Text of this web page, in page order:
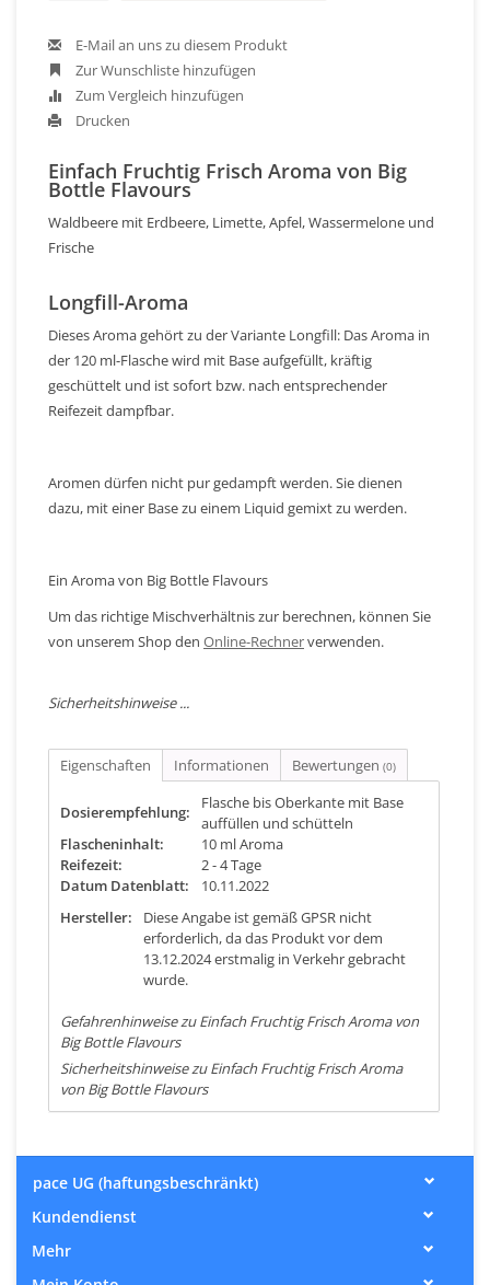
E-Mail an uns zu diesem Produkt
Zur Wunschliste hinzufügen
Zum Vergleich hinzufügen
Drucken
Einfach Fruchtig Frisch Aroma von Big
Bottle Flavours
Waldbeere mit Erdbeere, Limette, Apfel, Wassermelone und
Frische
Longfill-Aroma
Dieses Aroma gehört zu der Variante Longfill: Das Aroma in
der 120 ml-Flasche wird mit Base aufgefüllt, kräftig
geschüttelt und ist sofort bzw. nach entsprechender
Reifezeit dampfbar.
Aromen dürfen nicht pur gedampft werden. Sie dienen
dazu, mit einer Base zu einem Liquid gemixt zu werden.
Ein Aroma von Big Bottle Flavours
Um das richtige Mischverhältnis zur berechnen, können Sie
von unserem Shop den Online-Rechnerverwenden.
Sicherheitshinweise ...
Eigenschaften Informationen Bewertungen (0)
Dosierempfehlung:
Flasche bis Oberkante mit Base
auffüllen und schütteln
Flascheninhalt:
10 ml Aroma
Reifezeit:
2 - 4 Tage
Datum Datenblatt:
10.11.2022
Hersteller:
Diese Angabe ist gemäß GPSR nicht
erforderlich, da das Produkt vor dem
13.12.2024 erstmalig in Verkehr gebracht
wurde.
Gefahrenhinweise zu Einfach Fruchtig Frisch Aroma von
Big Bottle Flavours
Sicherheitshinweise zu Einfach Fruchtig Frisch Aroma
von Big Bottle Flavours
pace UG (haftungsbeschränkt)
Kundendienst
Mehr